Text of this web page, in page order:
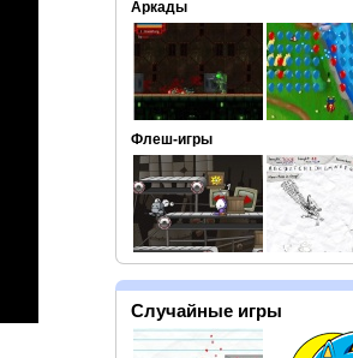
Аркады
Флеш-игры
Случайные игры